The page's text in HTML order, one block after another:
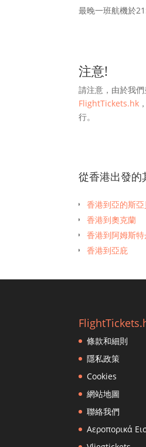
最晚一班航機於
注意!
請注意，由於我
FlightTickets.hk
行。
從香港出發的
香港到亞的斯亞
香港到奧克蘭
香港到阿姆斯
香港到亞庇
香港到班加羅爾
香港到波士頓
香港到文萊恩·
香港到廣州
香港到巴黎
香港到宿霧
香港到鄭州
香港到濟州市
條款和細則
隱私政策
Cookies
網站地圖
聯絡我們
Αεροπορικά